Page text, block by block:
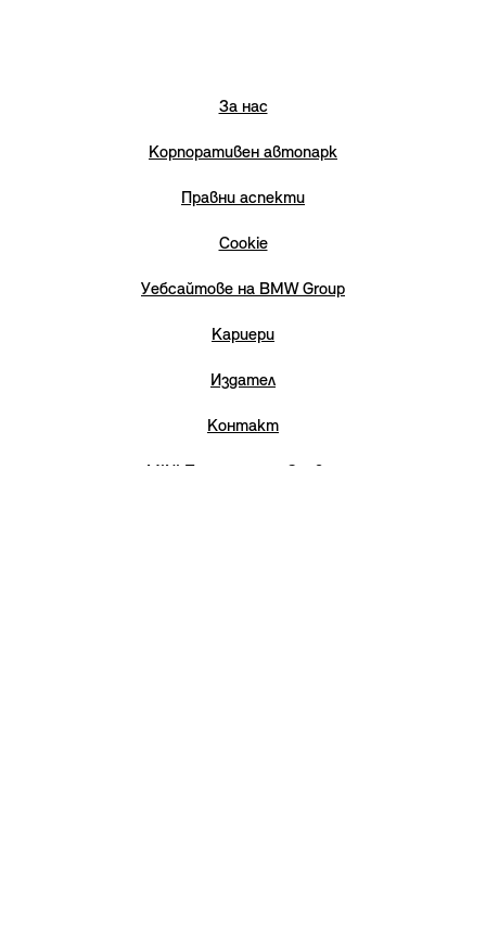
За нас
Корпоративен автопарк
Правни аспекти
Cookie
Уебсайтове на BMW Group
Кариери
Издател
Контакт